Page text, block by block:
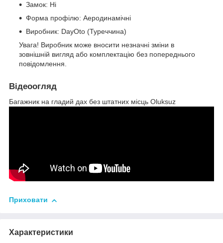
Замок: Ні
Форма профілю: Аеродинамічні
Виробник: DayOto (Туреччина)
Увага! Виробник може вносити незначні зміни в
зовнішній вигляд або комплектацію без попереднього
повідомлення.
Відеоогляд
Багажник на гладий дах без штатних місць Oluksuz
Приховати
Характеристики